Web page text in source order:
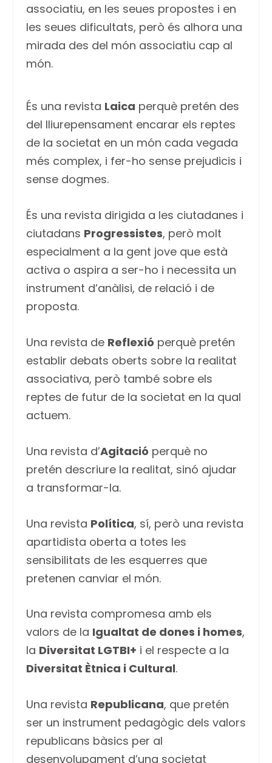
associatiu, en les seues propostes i en
les seues dificultats, però és alhora una
mirada des del món associatiu cap al
món.
És una revista Laica perquè pretén des
del lliurepensament encarar els reptes
de la societat en un món cada vegada
més complex, i fer-ho sense prejudicis i
sense dogmes.
És una revista dirigida a les ciutadanes i
ciutadans Progressistes, però molt
especialment a la gent jove que està
activa o aspira a ser-ho i necessita un
instrument d’anàlisi, de relació i de
proposta.
Una revista de Reflexió perquè pretén
establir debats oberts sobre la realitat
associativa, però també sobre els
reptes de futur de la societat en la qual
actuem.
Una revista d’Agitació perquè no
pretén descriure la realitat, sinó ajudar
a transformar-la.
Una revista Política, sí, però una revista
apartidista oberta a totes les
sensibilitats de les esquerres que
pretenen canviar el món.
Una revista compromesa amb els
valors de la Igualtat de dones i homes,
la Diversitat LGTBI+ i el respecte a la
Diversitat Ètnica i Cultural.
Una revista Republicana, que pretén
ser un instrument pedagògic dels valors
republicans bàsics per al
desenvolupament d’una societat